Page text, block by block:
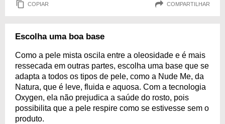
COPIAR COMPARTILHAR
Escolha uma boa base
Como a pele mista oscila entre a oleosidade e é mais
ressecada em outras partes, escolha uma base que se
adapta a todos os tipos de pele, como a Nude Me, da
Natura, que é leve, fluida e aquosa. Com a tecnologia
Oxygen, ela não prejudica a saúde do rosto, pois
possibilita que a pele respire como se estivesse sem o
produto.